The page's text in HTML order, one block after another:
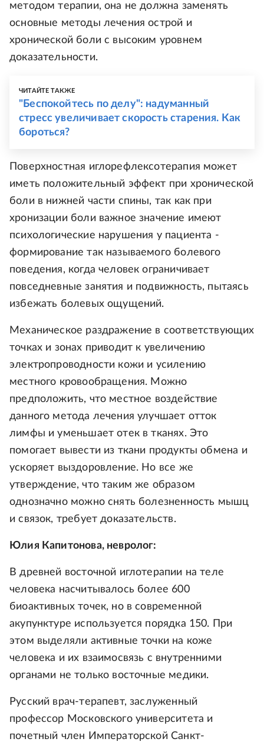
методом терапии, она не должна заменять
основные методы лечения острой и
хронической боли с высоким уровнем
доказательности.
ЧИТАЙТЕ ТАКЖЕ
"Беспокойтесь по делу": надуманный
стресс увеличивает скорость старения. Как
бороться?
Поверхностная иглорефлексотерапия может
иметь положительный эффект при хронической
боли в нижней части спины, так как при
хронизации боли важное значение имеют
психологические нарушения у пациента -
формирование так называемого болевого
поведения, когда человек ограничивает
повседневные занятия и подвижность, пытаясь
избежать болевых ощущений.
Механическое раздражение в соответствующих
точках и зонах приводит к увеличению
электропроводности кожи и усилению
местного кровообращения. Можно
предположить, что местное воздействие
данного метода лечения улучшает отток
лимфы и уменьшает отек в тканях. Это
помогает вывести из ткани продукты обмена и
ускоряет выздоровление. Но все же
утверждение, что таким же образом
однозначно можно снять болезненность мышц
и связок, требует доказательств.
Юлия Капитонова, невролог:
В древней восточной иглотерапии на теле
человека насчитывалось более 600
биоактивных точек, но в современной
акупунктуре используется порядка 150. При
этом выделяли активные точки на коже
человека и их взаимосвязь с внутренними
органами не только восточные медики.
Русский врач-терапевт, заслуженный
профессор Московского университета и
почетный член Императорской Санкт-